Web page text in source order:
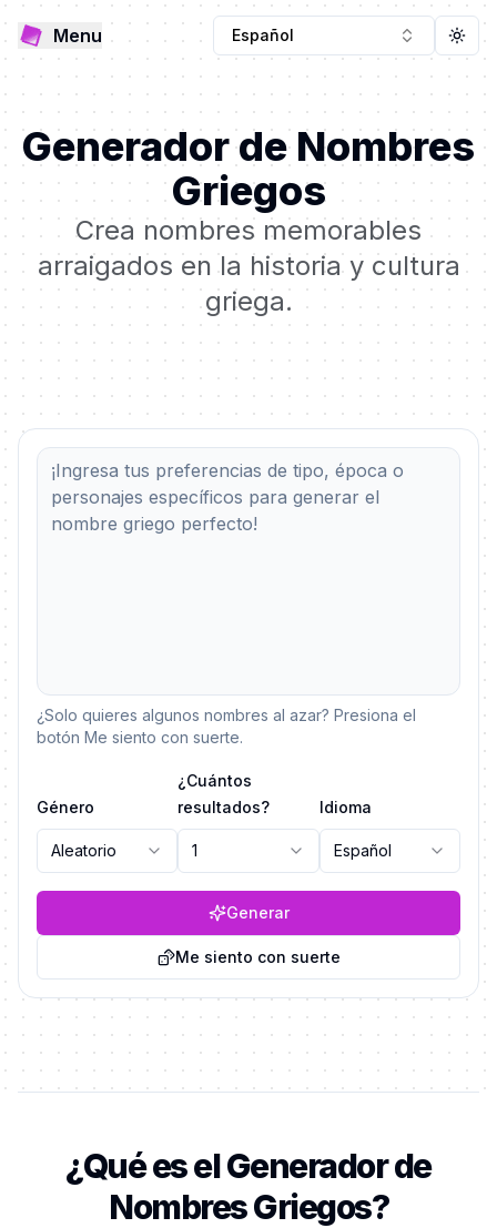
Menu Español
Generador de Nombres
Griegos
Crea nombres memorables
arraigados en la historia y cultura
griega.
¿Solo quieres algunos nombres al azar? Presiona el
botón Me siento con suerte.
Género
Aleatorio
¿Cuántos
resultados?
1
Idioma
Español
Generar
Me siento con suerte
¿Qué es el Generador de
Nombres Griegos?